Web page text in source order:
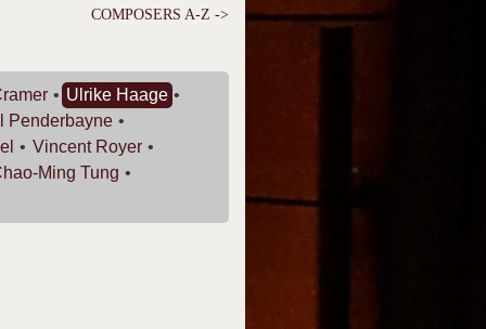
COMPOSERS A-Z ->
Ulrike Haage
Penderbayne
Vincent Royer
Ming Tung